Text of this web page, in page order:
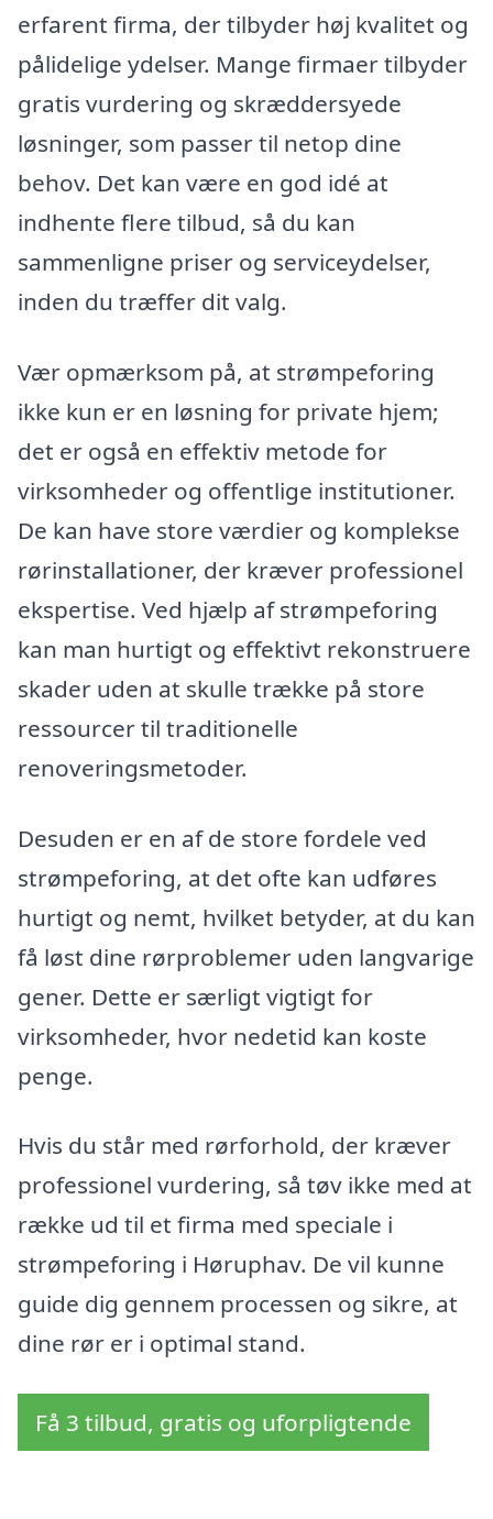
erfarent firma, der tilbyder høj kvalitet og
pålidelige ydelser. Mange firmaer tilbyder
gratis vurdering og skræddersyede
løsninger, som passer til netop dine
behov. Det kan være en god idé at
indhente flere tilbud, så du kan
sammenligne priser og serviceydelser,
inden du træffer dit valg.
Vær opmærksom på, at strømpeforing
ikke kun er en løsning for private hjem;
det er også en effektiv metode for
virksomheder og offentlige institutioner.
De kan have store værdier og komplekse
rørinstallationer, der kræver professionel
ekspertise. Ved hjælp af strømpeforing
kan man hurtigt og effektivt rekonstruere
skader uden at skulle trække på store
ressourcer til traditionelle
renoveringsmetoder.
Desuden er en af de store fordele ved
strømpeforing, at det ofte kan udføres
hurtigt og nemt, hvilket betyder, at du kan
få løst dine rørproblemer uden langvarige
gener. Dette er særligt vigtigt for
virksomheder, hvor nedetid kan koste
penge.
Hvis du står med rørforhold, der kræver
professionel vurdering, så tøv ikke med at
række ud til et firma med speciale i
strømpeforing i Høruphav. De vil kunne
guide dig gennem processen og sikre, at
dine rør er i optimal stand.
Få 3 tilbud, gratis og uforpligtende